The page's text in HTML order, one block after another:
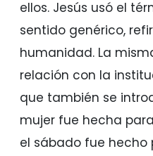
ellos. Jesús usó el
sentido genérico,
humanidad. La
relación con la
que también se
mujer fue hecha
el sábado fue hecho